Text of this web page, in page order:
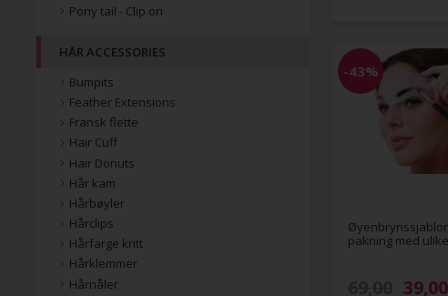
-43%
pakning med
39,00
Pony tail - Clip on
HÅR ACCESSORIES
Bumpits
Feather Extensions
Fransk flette
Hair Cuff
Hair Donuts
Hår kam
Hårbøyler
Hårclips
Hårfarge kritt
Hårklemmer
Hårnåler